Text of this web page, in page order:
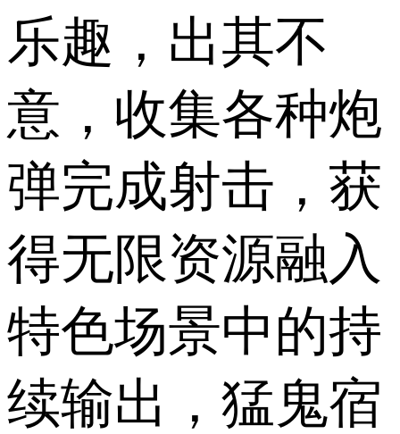
乐趣，出其不
意，收集各种炮
弹完成射击，获
得无限资源融入
特色场景中的持
续输出，猛鬼宿